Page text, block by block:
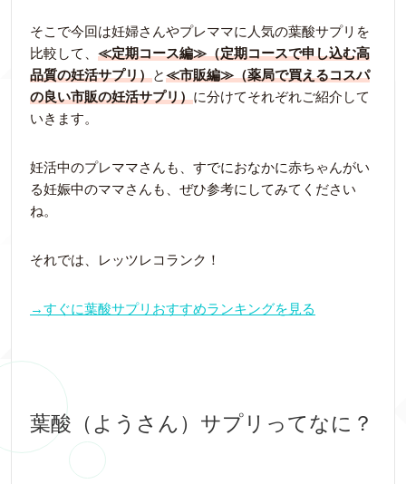
そこで今回は妊婦さんやプレママに人気の葉酸サプリを
比較して、 ≪定期コース編≫（定期コースで申し込む高
品質の妊活サプリ）と≪市販編≫（薬局で買えるコスパ
の良い市販の妊活サプリ）に分けてそれぞれご紹介して
いきます。
妊活中のプレママさんも、すでにおなかに赤ちゃんがい
る妊娠中のママさんも、ぜひ参考にしてみてください
ね。
それでは、レッツレコランク！
→すぐに葉酸サプリおすすめランキングを見る
葉酸（ようさん）サプリってなに？